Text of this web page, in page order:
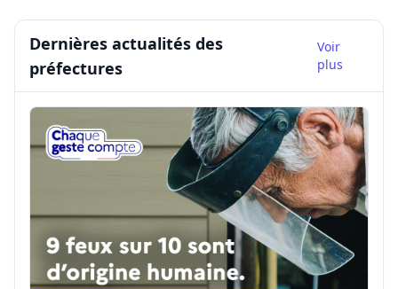
Dernières actualités des
préfectures
Voir
plus